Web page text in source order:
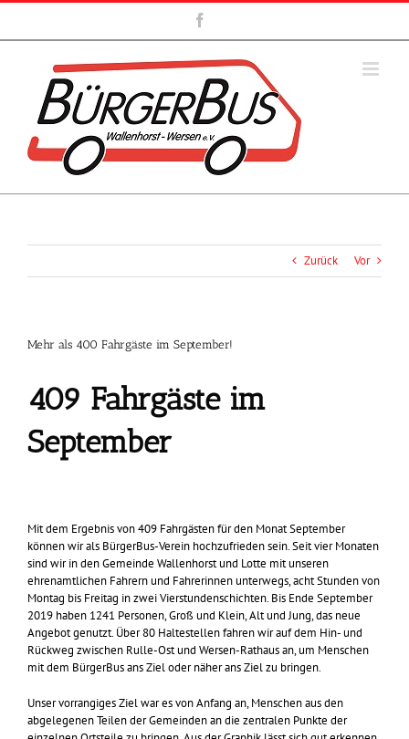
Zum
springen
Zurück Vor
Mehr als 400 Fahrgäste im September!
409 Fahrgäste im
September
Mit dem Ergebnis von 409 Fahrgästen für den Monat September
können wir als BürgerBus-Verein hochzufrieden sein. Seit vier Monaten
sind wir in den Gemeinde Wallenhorst und Lotte mit unseren
ehrenamtlichen Fahrern und Fahrerinnen unterwegs, acht Stunden von
Montag bis Freitag in zwei Vierstundenschichten. Bis Ende September
2019 haben 1241 Personen, Groß und Klein, Alt und Jung, das neue
Angebot genutzt. Über 80 Haltestellen fahren wir auf dem Hin- und
Rückweg zwischen Rulle-Ost und Wersen-Rathaus an, um Menschen
mit dem BürgerBus ans Ziel oder näher ans Ziel zu bringen.
Unser vorrangiges Ziel war es von Anfang an, Menschen aus den
abgelegenen Teilen der Gemeinden an die zentralen Punkte der